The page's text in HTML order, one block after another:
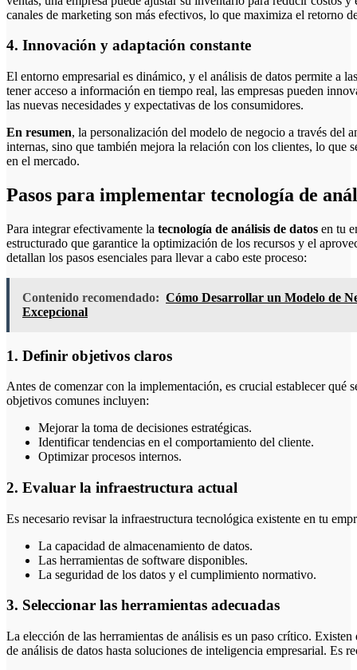
canales de marketing son más efectivos, lo que maximiza el retorno
4. Innovación y adaptación constante
El entorno empresarial es dinámico, y el análisis de datos permite a
tener acceso a información en tiempo real, las empresas pueden
las nuevas necesidades y expectativas de los consumidores.
En resumen, la personalización del modelo de negocio a través del
internas, sino que también mejora la relación con los clientes, lo que
en el mercado.
Pasos para implementar tecnología de
Para integrar efectivamente la tecnología de análisis de datos en tu
estructurado que garantice la optimización de los recursos y el
detallan los pasos esenciales para llevar a cabo este proceso:
Contenido recomendado: Cómo Desarrollar un Modelo de
Excepcional
1. Definir objetivos claros
Antes de comenzar con la implementación, es crucial establecer qué
objetivos comunes incluyen:
Mejorar la toma de decisiones estratégicas.
Identificar tendencias en el comportamiento del cliente.
Optimizar procesos internos.
2. Evaluar la infraestructura actual
Es necesario revisar la infraestructura tecnológica existente en tu
La capacidad de almacenamiento de datos.
Las herramientas de software disponibles.
La seguridad de los datos y el cumplimiento normativo.
3. Seleccionar las herramientas adecuadas
La elección de las herramientas de análisis es un paso crítico.
de análisis de datos hasta soluciones de inteligencia empresarial. Es